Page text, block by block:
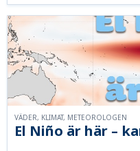
El Niño är här –
VÄDER, KLIMAT, METEOROLOGEN